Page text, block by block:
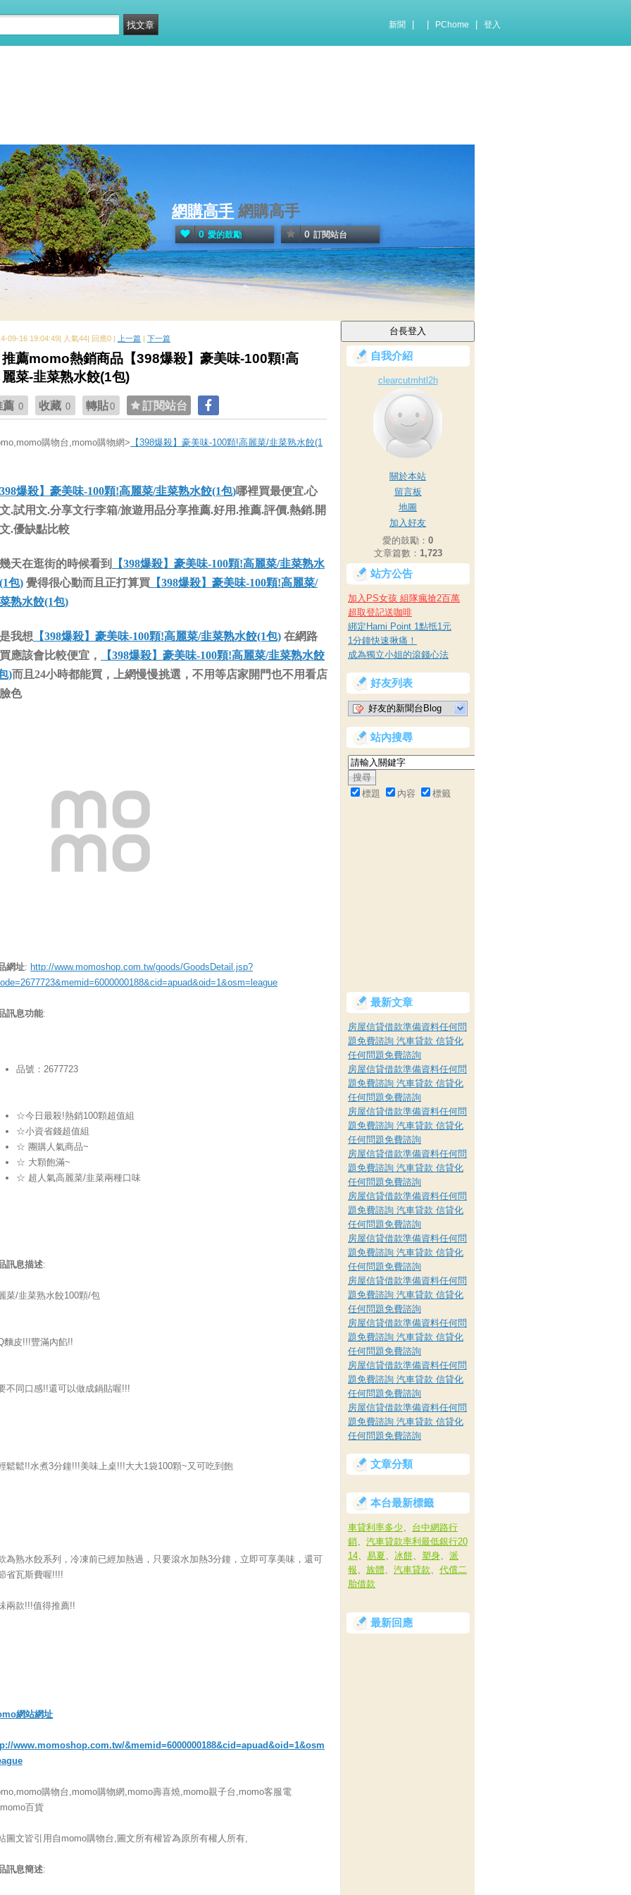
新聞 PChome 登入
網購高手 網購高手
0 愛的鼓勵 0 訂閱站台
09-16 19:04:49| 人氣44| 回應0 | 上一篇 | 下一篇
推薦momo熱銷商品【398爆殺】豪美味-100顆!高
麗菜-韭菜熟水餃(1包)
薦 0 收藏 0 轉貼0 訂閱站台
購物台,momo購物網> 【398爆殺】豪美味-100顆!高麗菜/韭菜熟水餃(1
398爆殺】豪美味-100顆!高麗菜/韭菜熟水餃(1包)哪裡買最便宜.心
.試用文.分享文行李箱/旅遊用品分享推薦.好用.推薦.評價.熱銷.開
.優缺點比較
天在逛街的時候看到
【398爆殺】豪美味-100顆!高麗菜/韭菜熟水
包) 覺得很心動而且正打算買 【398爆殺】豪美味-100顆!高麗菜/
熟水餃(1包)
我想 【398爆殺】豪美味-100顆!高麗菜/韭菜熟水餃(1包) 在網路
買應該會比較便宜，
【398爆殺】豪美味-100顆!高麗菜/韭菜熟水餃
)而且24小時都能買，上網慢慢挑選，不用等店家開門也不用看店
色
網址: http://www.momoshop.com.tw/goods/GoodsDetail.jsp?
訊息功能:
品號：2677723
☆今日最殺!熱銷100顆超值組
☆小資省錢超值組
☆ 團購人氣商品~
☆ 大顆飽滿~
☆ 超人氣高麗菜/韭菜兩種口味
訊息描述:
菜/韭菜熟水餃100顆/包
麵皮!!!豐滿內餡!!
不同口感!!還可以做成鍋貼喔!!!
鬆鬆!!水煮3分鐘!!!美味上桌!!!大大1袋100顆~又可吃到飽
為熟水餃系列，冷凍前已經加熱過，只要滾水加熱3分鐘，立即可享美味，還可
省瓦斯費喔!!!!
兩款!!!值得推薦!!
網站網址
www.momoshop.com.tw/&memid=6000000188&cid=apuad&oid=1&osm
購物台,momo購物網,momo壽喜燒,momo親子台,momo客服電
百貨
圖文皆引用自momo購物台,圖文所有權皆為原所有權人所有,
訊息簡述:
自我介紹
clearcutmhtl2h
關於本站
留言板
地圖
加入好友
愛的鼓勵： 0
文章篇數： 1,723
站方公告
加入PS女孩 組隊瘋搶2百萬
超取登記送咖啡
綁定Hami Point 1點抵1元
1分鐘快速揪痛！
成為獨立小姐的滾錢心法
好友列表
好友的新聞台Blog
站內搜尋
標題 內容 標籤
最新文章
房屋信貸借款準備資料任何問
題免費諮詢 汽車貸款 信貸化
任何問題免費諮詢
房屋信貸借款準備資料任何問
題免費諮詢 汽車貸款 信貸化
任何問題免費諮詢
房屋信貸借款準備資料任何問
題免費諮詢 汽車貸款 信貸化
任何問題免費諮詢
房屋信貸借款準備資料任何問
題免費諮詢 汽車貸款 信貸化
任何問題免費諮詢
房屋信貸借款準備資料任何問
題免費諮詢 汽車貸款 信貸化
任何問題免費諮詢
房屋信貸借款準備資料任何問
題免費諮詢 汽車貸款 信貸化
任何問題免費諮詢
房屋信貸借款準備資料任何問
題免費諮詢 汽車貸款 信貸化
任何問題免費諮詢
房屋信貸借款準備資料任何問
題免費諮詢 汽車貸款 信貸化
任何問題免費諮詢
房屋信貸借款準備資料任何問
題免費諮詢 汽車貸款 信貸化
任何問題免費諮詢
房屋信貸借款準備資料任何問
題免費諮詢 汽車貸款 信貸化
任何問題免費諮詢
文章分類
本台最新標籤
車貸利率多少、 台中網路行
銷、 汽車貸款率利最低銀行20
14、 易夏、 冰餅、 塑身、 派
報、 族體、 汽車貸款、 代償二
胎借款
最新回應